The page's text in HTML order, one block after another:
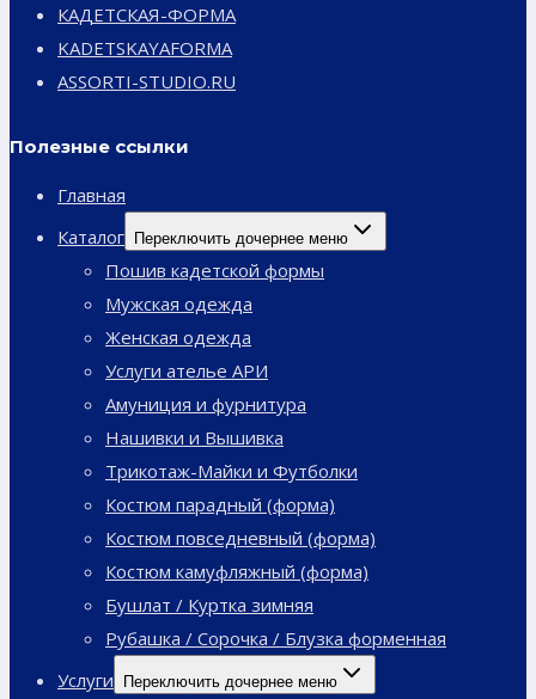
КАДЕТСКАЯ-ФОРМА
KADETSKAYAFORMA
ASSORTI-STUDIO.RU
Полезные ссылки
Главная
Каталог
Переключить дочернее меню
Пошив кадетской формы
Мужская одежда
Женская одежда
Услуги ателье АРИ
Амуниция и фурнитура
Нашивки и Вышивка
Трикотаж-Майки и Футболки
Костюм парадный (форма)
Костюм повседневный (форма)
Костюм камуфляжный (форма)
Бушлат / Куртка зимняя
Рубашка / Сорочка / Блузка форменная
Услуги
Переключить дочернее меню